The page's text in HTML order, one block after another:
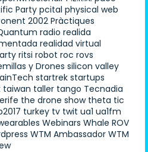
Party pcital physical web
2002 Pràctiques
radio realida
realidad virtual
ritsi robot roc rovs
y Drones silicon valley
startrek startups
taiwan taller tango Tecnadia
the drone show theta tic
turkey tv twit ua1 ua1fm
Webinars Whale ROV
WTM Ambassador WTM